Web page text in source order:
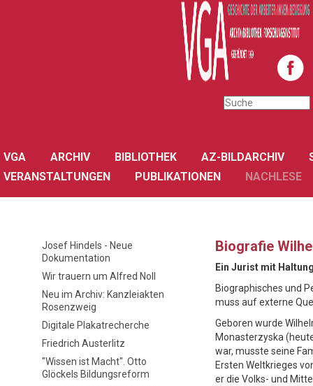
VGA ARCHIV BIBLIOTHEK AZ-BILDARCHIV
VERANSTALTUNGEN
PUBLIKATIONEN NACHLESE
Josef Hindels - Neue
Dokumentation
Wir trauern um Alfred Noll
Neu im Archiv: Kanzleiakten
Rosenzweig
Digitale Plakatrecherche
Friedrich Austerlitz
"Wissen ist Macht". Otto
Glöckels Bildungsreform
Biografie
Ein Jurist mit
Biographisches und
muss auf externe
Geboren wurde
Monasterzyska
war, musste seine
Ersten Weltkrieges
er die Volks- und